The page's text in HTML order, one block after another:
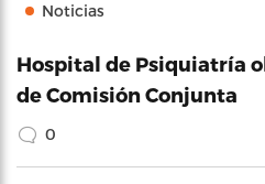
Noticias
Hospital de Psiquiatría
de Comisión Conjunta
0